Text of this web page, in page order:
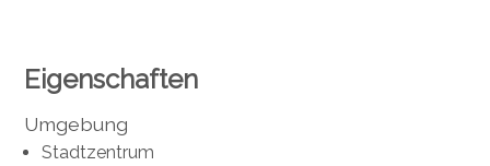
Eigenschaften
Umgebung
Stadtzentrum